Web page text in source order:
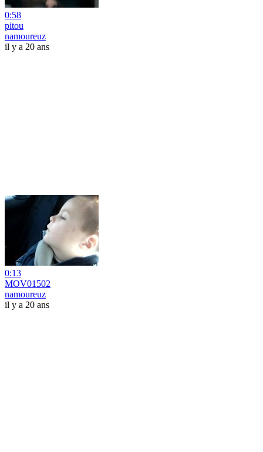
0:58
pitou
namoureuz
il y a 20 ans
0:13
MOV01502
namoureuz
il y a 20 ans